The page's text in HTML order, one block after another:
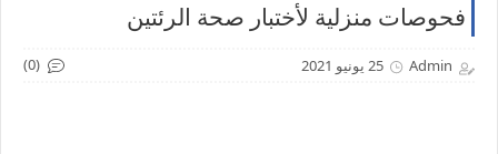
فحوصات منزلية لأختبار صحة الرئتين
Admin 25 يونيو 2021 (0)